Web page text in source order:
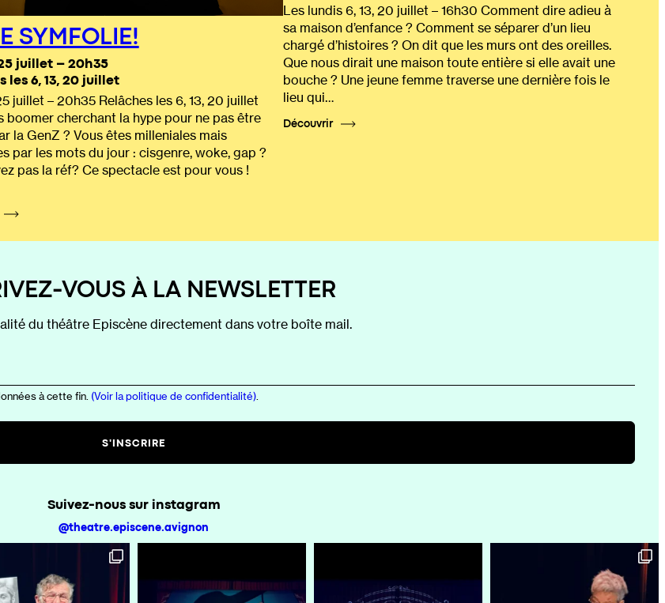
SYMFOLIE!
juillet – 20h35
les 6, 13, 20 juillet
juillet – 20h35 Relâches les 6, 13, 20 juillet
boomer cherchant la hype pour ne pas être
la GenZ ? Vous êtes milleniales mais
par les mots du jour : cisgenre, woke, gap ?
pas la réf? Ce spectacle est pour vous !
Les lundis 6, 13, 20 juillet – 16h30 Comment dire adieu à
sa maison d’enfance ? Comment se séparer d’un lieu
chargé d’histoires ? On dit que les murs ont des oreilles.
Que nous dirait une maison toute entière si elle avait une
bouche ? Une jeune femme traverse une dernière fois le
lieu qui…
Découvrir
VOUS À LA NEWSLETTER
du théâtre Episcène directement dans votre boîte mail.
à cette fin. (Voir la politique de confidentialité)
Suivez-nous sur instagram
@theatre.episcene.avignon